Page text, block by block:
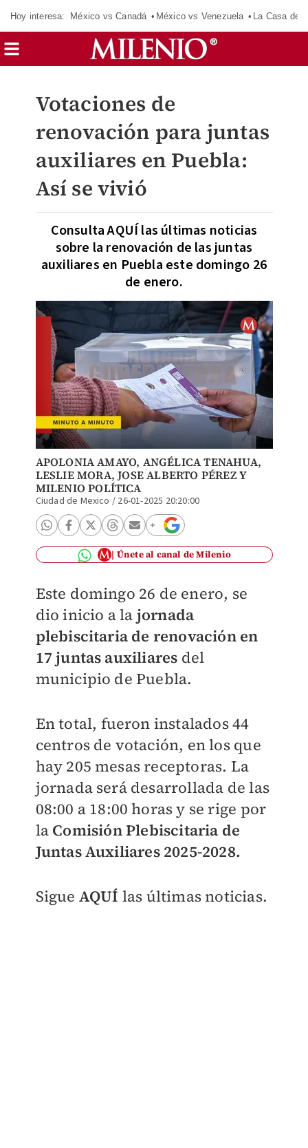
Hoy interesa: México vs Canadá México vs Venezuela La Casa de
Votaciones de
renovación para juntas
auxiliares en Puebla:
Así se vivió
Consulta AQUÍ las últimas noticias
sobre la renovación de las juntas
auxiliares en Puebla este domingo 26
de enero.
APOLONIA AMAYO, ANGÉLICA TENAHUA,
LESLIE MORA,JOSE ALBERTO PÉREZY
MILENIO POLÍTICA
Ciudad de Mexico / 26-01-2025 20:20:00
Únete al canal de Milenio
Este domingo 26 de enero, se
dio inicio a la jornada
plebiscitaria de renovación en
17 juntas auxiliares del
municipio de Puebla.
En total, fueron instalados 44
centros de votación, en los que
hay 205 mesas receptoras. La
jornada será desarrollada de las
08:00 a 18:00 horas y se rige por
la Comisión Plebiscitaria de
Juntas Auxiliares 2025-2028.
Sigue AQUÍ las últimas noticias.